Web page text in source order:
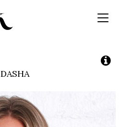
DASHA